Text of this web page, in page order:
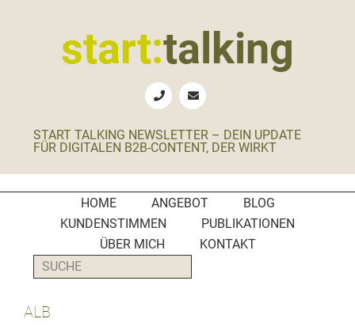
start:talking
B2B-
Social
Media
Manager
PR-
Agenturen
START TALKING NEWSLETTER – DEIN UPDATE
FÜR DIGITALEN B2B-CONTENT, DER WIRKT
HOME ANGEBOT
BLOG
KUNDENSTIMMEN
PUBLIKATIONEN
ÜBER MICH
KONTAKT
SUCHE
ALB